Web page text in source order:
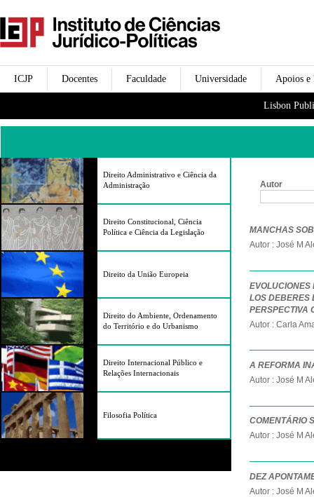
principal
icjp
menu-institucional Apoios e
Universidade
Faculdade
Docentes
ICJP
Lisbon
Direito Administrativo e Ciência da
Administração
Direito Constitucional, Ciência
Política e Ciência da Legislação
Direito da União Europeia
Direito do Ambiente, Ordenamento
do Território e do Urbanismo
Direito Internacional Público e
Relações Internacionais
Filosofia Política
Autor
MANCHAS
Autor : José M
EVOLUCIONES
LOS DEBERES
PERSPECTIVA
Autor : Carla
A REFORMA
Autor : José M
COMENTÁRIO
Autor : José M
DEZ
Autor : José M
Páginas